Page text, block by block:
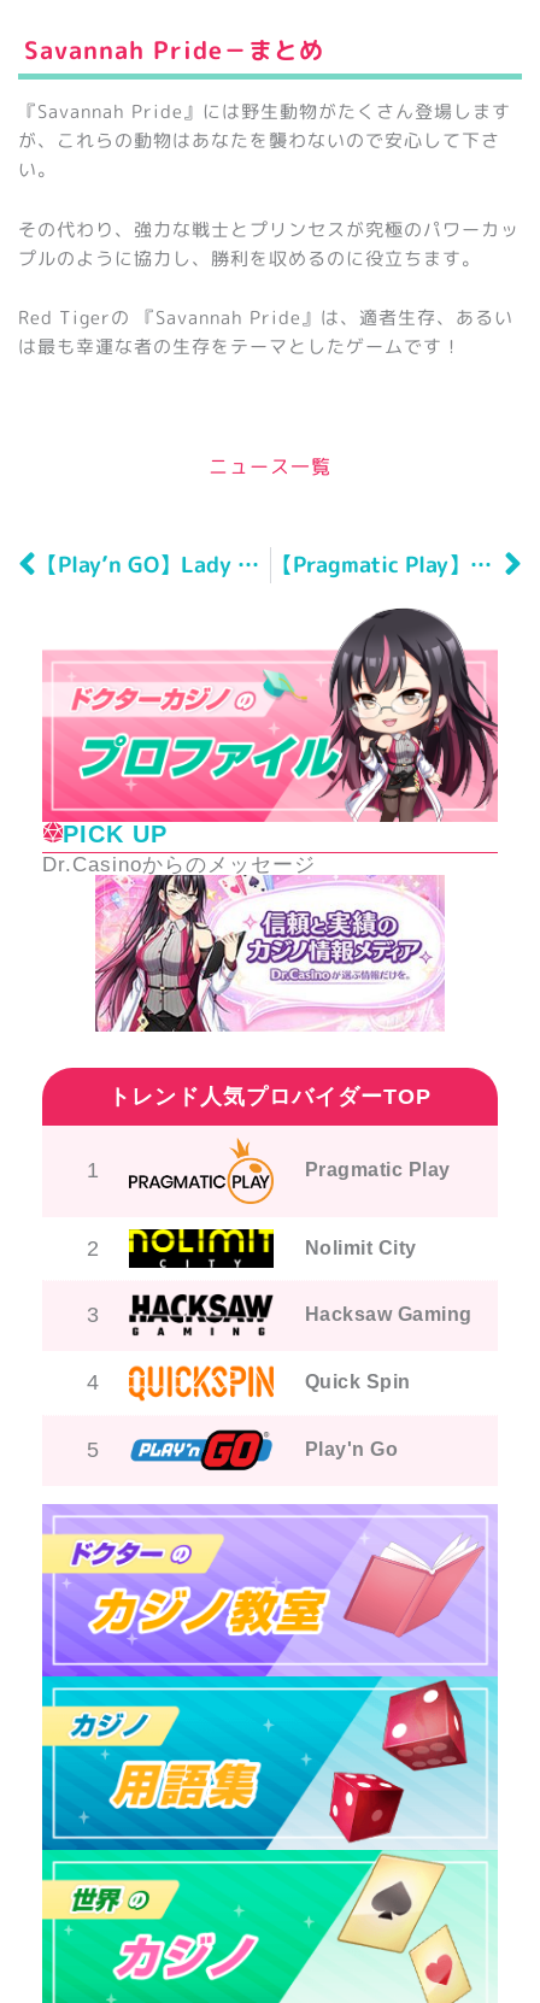
Savannah Pride－まとめ
『Savannah Pride』には野生動物がたくさん登場します
が、これらの動物はあなたを襲わないので安心して下さ
い。
その代わり、強力な戦士とプリンセスが究極のパワーカッ
プルのように協力し、勝利を収めるのに役立ちます。
Red Tigerの 『Savannah Pride』は、適者生存、あるい
は最も幸運な者の生存をテーマとしたゲームです！
ニュース一覧
Prev 【Play’n GO】Lady of Fortune Remastered（レディー・オブ・フォーチュン・リマスター） 【Pragmatic Play】The Dog House – Muttley Crew（ザ・ドッグ・ハウス－マッテリィー・クルー）
PICK UP
Dr.Casinoからのメッセージ
トレンド人気プロバイダーTOP
1 Pragmatic Play
2 Nolimit City
3 Hacksaw Gaming
4 Quick Spin
5 Play'n Go